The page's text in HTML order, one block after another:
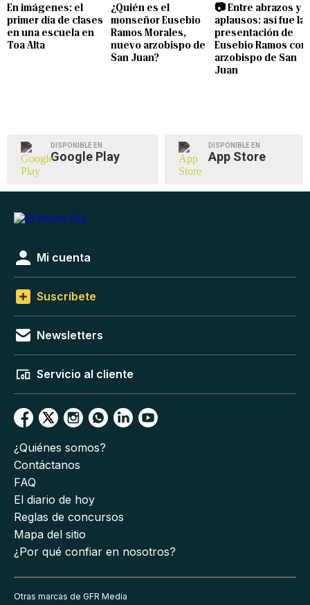
En imágenes: el
primer día de clases
en una escuela en
Toa Alta
¿Quién es el
monseñor Eusebio
Ramos Morales,
nuevo arzobispo de
San Juan?
📷 Entre abrazos y
aplausos: así fue la
presentación de
Eusebio Ramos
arzobispo de San
Juan
DISPONIBLE EN
Google Play
DISPONIBLE EN
App Store
Mi cuenta
Suscríbete
Newsletters
Servicio al cliente
¿Quiénes somos?
Contáctanos
FAQ
El diario de hoy
Reglas de concursos
Mapa del sitio
¿Por qué confiar en nosotros?
Otras marcas de GFR Media